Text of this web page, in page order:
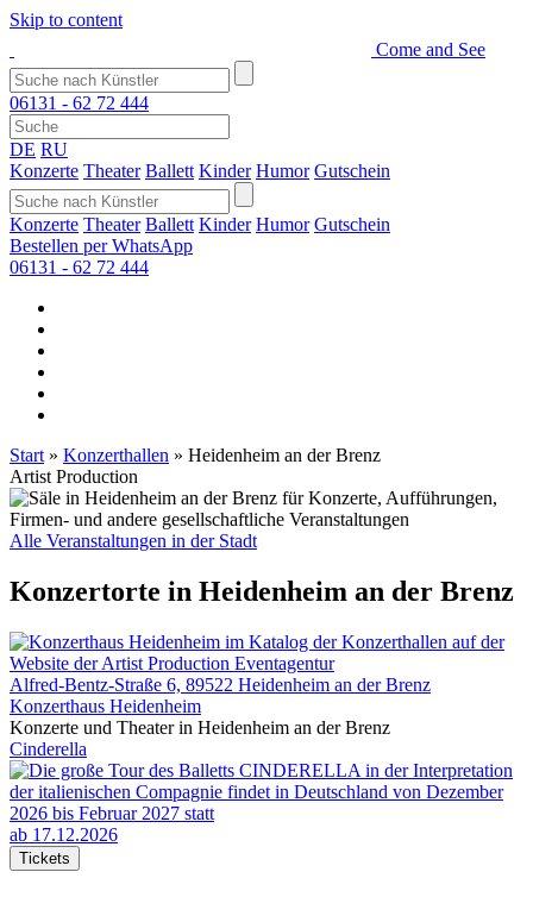
Skip to content
Come and See
06131 - 62 72 444
DE RU
Konzerte Theater Ballett Kinder Humor Gutschein
Konzerte Theater Ballett Kinder Humor Gutschein
Bestellen per WhatsApp
06131 - 62 72 444
Start » Konzerthallen » Heidenheim an der Brenz
Artist Production
Alle Veranstaltungen in der Stadt
Konzertorte in Heidenheim an der Brenz
Alfred-Bentz-Straße 6, 89522 Heidenheim an der Brenz
Konzerthaus Heidenheim
Konzerte und Theater in Heidenheim an der Brenz
Cinderella
ab 17.12.2026
Tickets